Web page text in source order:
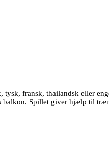
fransk, thailandsk eller
balkon. Spillet giver hjælp til